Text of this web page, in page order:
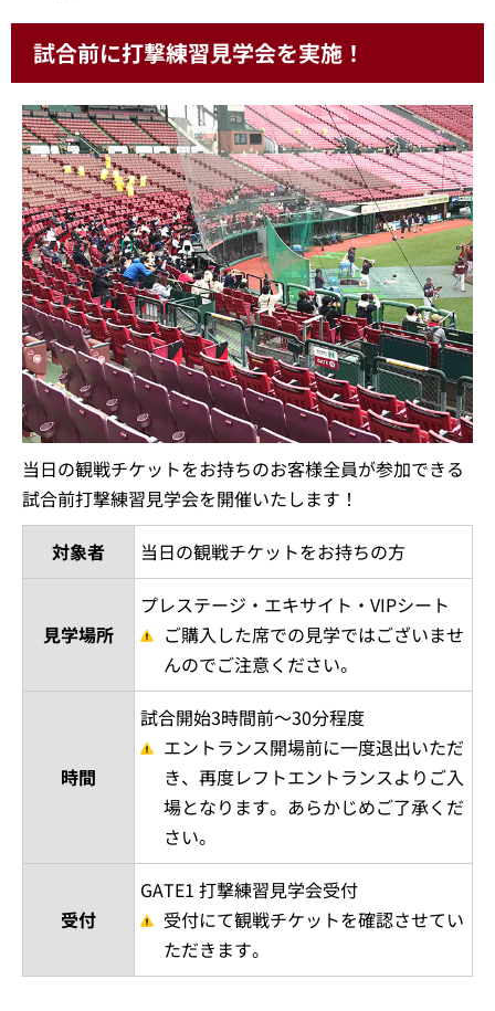
試合前に打撃練習見学会を実施！
当日の観戦チケットをお持ちのお客様全員が参加できる
試合前打撃練習見学会を開催いたします！
対象者
当日の観戦チケットをお持ちの方
見学場所
プレステージ・エキサイト・VIPシート
ご購入した席での見学ではございませ
んのでご注意ください。
時間
試合開始3時間前～30分程度
エントランス開場前に一度退出いただ
き、再度レフトエントランスよりご入
場となります。あらかじめご了承くだ
さい。
受付
GATE1 打撃練習見学会受付
受付にて観戦チケットを確認させてい
ただきます。